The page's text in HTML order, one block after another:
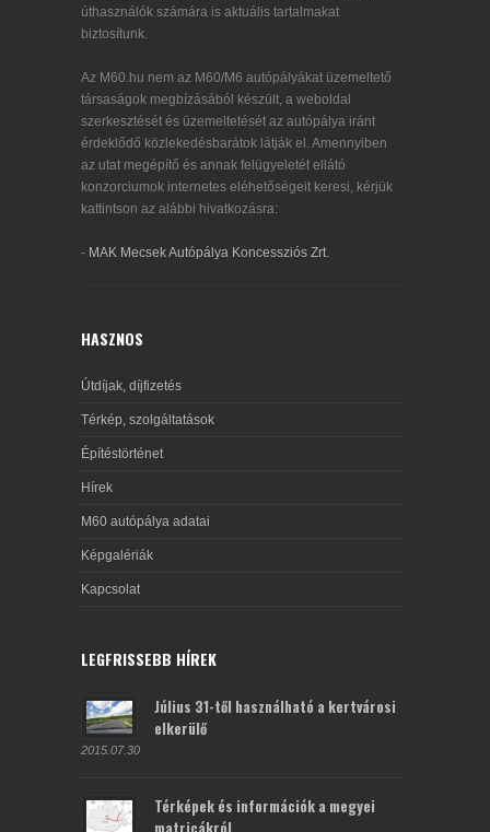
úthasználók számára is aktuális tartalmakat
biztosítunk.
Az M60.hu nem az M60/M6 autópályákat üzemeltető
társaságok megbízásából készült, a weboldal
szerkesztését és üzemeltetését az autópálya iránt
érdeklődő közlekedésbarátok látják el. Amennyiben
az utat megépítő és annak felügyeletét ellátó
konzorciumok internetes eléhetőségeit keresi, kérjük
kattintson az alábbi hivatkozásra:
- MAK Mecsek Autópálya Koncessziós Zrt.
HASZNOS
Útdíjak, díjfizetés
Térkép, szolgáltatások
Építéstörténet
Hírek
M60 autópálya adatai
Képgalériák
Kapcsolat
LEGFRISSEBB HÍREK
Július 31-től használható a kertvárosi
elkerülő
2015.07.30
Térképek és információk a megyei